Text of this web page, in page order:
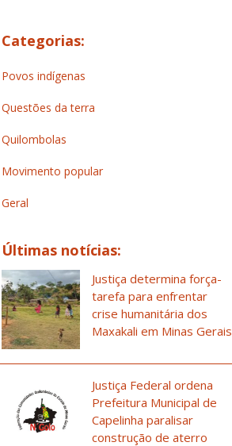
Categorias:
Povos indígenas
Questões da terra
Quilombolas
Movimento popular
Geral
Últimas notícias:
Justiça determina força-
tarefa para enfrentar
crise humanitária dos
Maxakali em Minas Gerais
Justiça Federal ordena
Prefeitura Municipal de
Capelinha paralisar
construção de aterro